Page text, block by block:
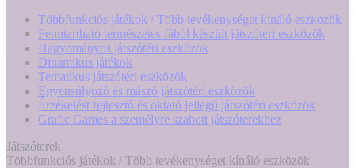
Többfunkciós játékok / Több tevékenységet kínáló eszközök
Fenntartható természetes fából készült játszótéri eszközök
Hagyományos játszótéri eszközök
Dinamikus játékok
Tematikus játszótéri eszközök
Egyensúlyozó és mászó játszótéri eszközök
Érzékelést fejlesztő és oktató jellegű játszótéri eszközök
Grafic Games a személyre szabott játszóterekhez
Játszóterek
Többfunkciós játékok / Több tevékenységet kínáló eszközök